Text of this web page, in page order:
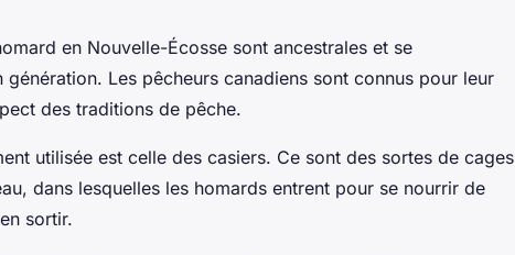
en Nouvelle-Écosse sont ancestrales et se
Les pêcheurs canadiens sont connus pour leur
des traditions de pêche.
utilisée est celle des casiers. Ce sont des sortes de cages
dans lesquelles les homards entrent pour se nourrir de
sortir.